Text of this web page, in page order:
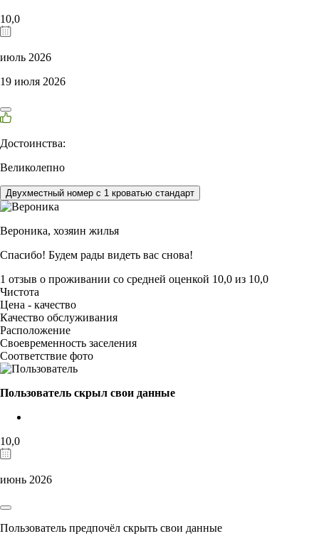
10,0
июль 2026
19 июля 2026
Достоинства:
Великолепно
Двухместный номер с 1 кроватью стандарт
Вероника, хозяин жилья
Спасибо! Будем рады видеть вас снова!
1 отзыв о проживании со средней оценкой 10,0 из 10,0
Чистота
Цена - качество
Качество обслуживания
Расположение
Своевременность заселения
Соответствие фото
Пользователь скрыл свои данные
10,0
июнь 2026
Пользователь предпочёл скрыть свои данные